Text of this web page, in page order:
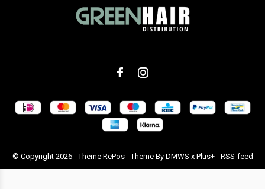
© Copyright 2026- Theme RePos - Theme By DMWS x Plus+- RSS-feed